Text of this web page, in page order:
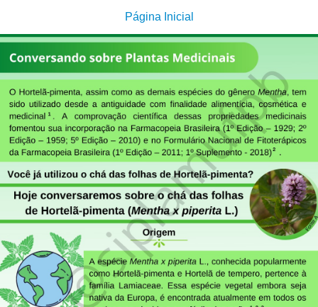
Página Inicial